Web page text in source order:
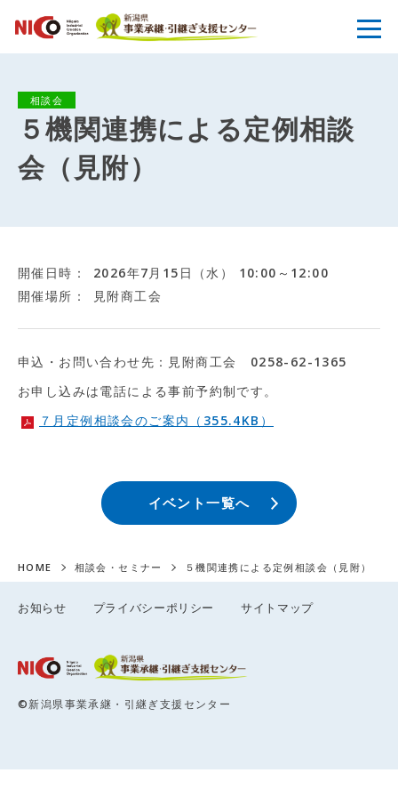
５機関連携による定例相談
会（見附）
相談会
開催日時
2026年7月15日（水） 10:00～12:00
開催場所
見附商工会
申込・お問い合わせ先：見附商工会 0258-62-1365
お申し込みは電話による事前予約制です。
７月定例相談会のご案内（355.4KB）
イベント一覧へ
HOME 相談会・セミナー ５機関連携による定例相談会（見附）
お知らせ プライバシーポリシー サイトマップ
©新潟県事業承継・引継ぎ支援センター